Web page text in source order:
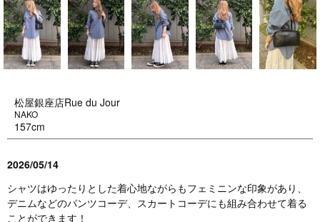
松屋銀座店Rue du Jour
NAKO
157cm
2026/05/14
シャツはゆったりとした着心地ながらもフェミニンな印象があり、
デニムなどのパンツコーデ、スカートコーデにも組み合わせて着る
ことができます！